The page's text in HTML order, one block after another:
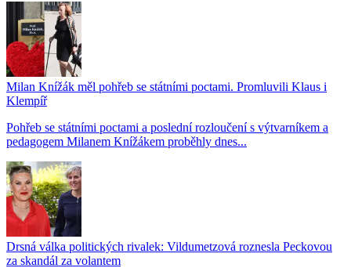
Milan Knížák měl pohřeb se státními poctami. Promluvili Klaus i
Klempíř
Pohřeb se státními poctami a poslední rozloučení s výtvarníkem a
pedagogem Milanem Knížákem proběhly dnes...
Drsná válka politických rivalek: Vildumetzová roznesla Peckovou
za skandál za volantem